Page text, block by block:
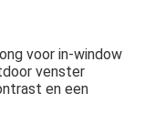
voor in-window
venster
en een